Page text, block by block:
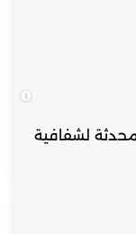
محدثة لشفافية